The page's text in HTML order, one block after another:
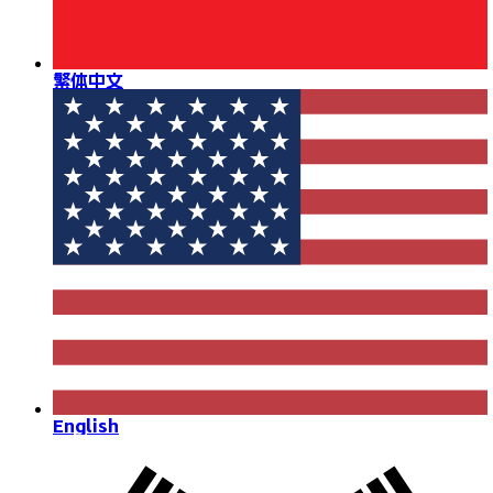
繁体中文
English